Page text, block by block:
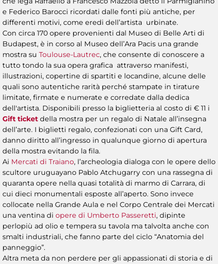
e Federico Barocci ricordati dalle fonti più antiche, per
differenti motivi, come eredi dell’artista urbinate.
Con circa 170 opere provenienti dal Museo di Belle Arti di
Budapest, è in corso al Museo dell’Ara Pacis una grande
mostra su Toulouse-Lautrec, che consente di conoscere a
tutto tondo la sua opera grafica attraverso manifesti,
illustrazioni, copertine di spartiti e locandine, alcune delle
quali sono autentiche rarità perché stampate in tirature
limitate, firmate e numerate e corredate dalla dedica
dell'artista. Disponibili presso la biglietteria al costo di € 11 i
Gift ticket della mostra per un regalo di Natale all’insegna
dell’arte. I biglietti regalo, confezionati con una Gift Card,
danno diritto all’ingresso in qualunque giorno di apertura
della mostra evitando la fila.
Ai Mercati di Traiano, l’archeologia dialoga con le opere dello
scultore uruguayano Pablo Atchugarry con una rassegna di
quaranta opere nella quasi totalità di marmo di Carrara, di
cui dieci monumentali esposte all’aperto. Sono invece
collocate nella Grande Aula e nel Corpo Centrale dei Mercati
una ventina di opere di Umberto Passeretti, dipinte
perlopiù ad olio e tempera su tavola ma talvolta anche con
smalti industriali, che fanno parte del ciclo “Anatomia del
panneggio”.
Altra meta da non perdere per gli appassionati di storia e di